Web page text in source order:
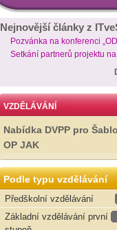
Nejnovější články z
Pozvánka na konferenci
Setkání partnerů projektu
VZDĚLÁVÁNÍ
Nabídka DVPP pro
OP JAK
Podle typu vzdělávání
Předškolní vzdělávání
Základní vzdělávání první